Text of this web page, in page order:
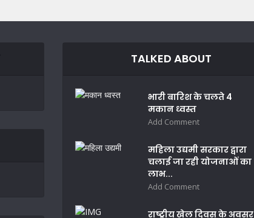
TALKED ABOUT
भारी बारिश के चलते 4
मकान ध्वस्त
Add Comment
महिला उद्यमी सरकार द्वारा
चलाई जा रही योजनाओं का
लाभ...
Add Comment
राष्ट्रीय खेल दिवस के अवसर